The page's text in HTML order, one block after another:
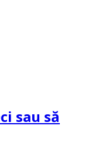
sau să